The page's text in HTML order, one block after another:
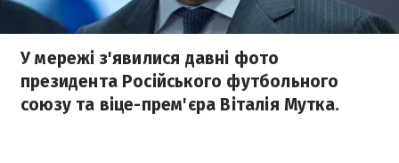
У мережі з'явилися давні фото
президента Російського футбольного
союзу та віце-прем'єра Віталія Мутка.